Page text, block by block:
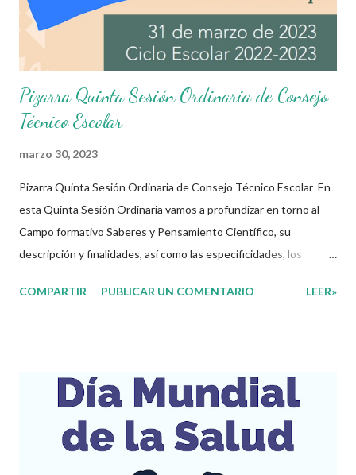
adicciones”. En esta sesión, las maestras y los maestros de
educación se...
Pizarra Quinta Sesión Ordinaria de Consejo
Técnico Escolar
marzo 30, 2023
Pizarra Quinta Sesión Ordinaria de Consejo Técnico Escolar En
esta Quinta Sesión Ordinaria vamos a profundizar en torno al
Campo formativo Saberes y Pensamiento Científico, su
descripción y finalidades, así como las especificidades, los
fase que corresponda. En esta sesión, para inicial, preescolar,
educativos de interés de la escuela. Para el caso de las
Telesecundarias y los Centros de Atención Múltiple de
secundaria se sugiere distribuir el 75% del tiempo de la sesión a
cumplir con los propósitos establecidos en el presente
COMPARTIR PUBLICAR UN COMENTARIO LEER»